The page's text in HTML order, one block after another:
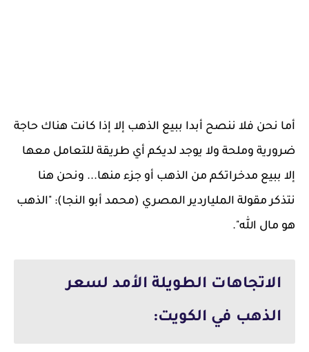
أما نحن فلا ننصح أبدا ببيع الذهب إلا إذا كانت هناك حاجة
ضرورية وملحة ولا يوجد لديكم أي طريقة للتعامل معها
إلا ببيع مدخراتكم من الذهب أو جزء منها... ونحن هنا
نتذكر مقولة الملياردير المصري (محمد أبو النجا): "الذهب
هو مال الله".
الاتجاهات الطويلة الأمد لسعر
الذهب في الكويت: